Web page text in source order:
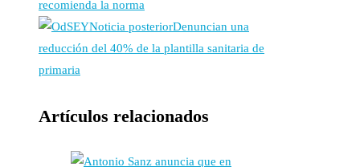
recomienda la norma
Noticia posteriorDenuncian una
reducción del 40% de la plantilla sanitaria de
primaria
Artículos relacionados